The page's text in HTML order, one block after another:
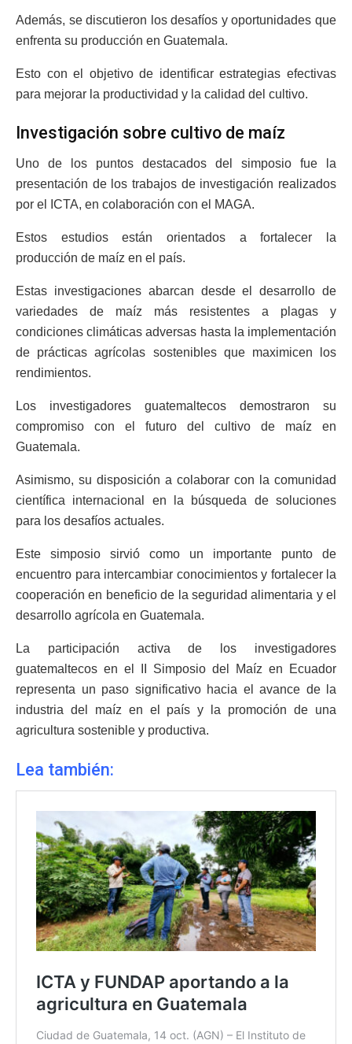
Además, se discutieron los desafíos y oportunidades que
enfrenta su producción en Guatemala.
Esto con el objetivo de identificar estrategias efectivas
para mejorar la productividad y la calidad del cultivo.
Investigación sobre cultivo de maíz
Uno de los puntos destacados del simposio fue la
presentación de los trabajos de investigación realizados
por el ICTA, en colaboración con el MAGA.
Estos estudios están orientados a fortalecer la
producción de maíz en el país.
Estas investigaciones abarcan desde el desarrollo de
variedades de maíz más resistentes a plagas y
condiciones climáticas adversas hasta la implementación
de prácticas agrícolas sostenibles que maximicen los
rendimientos.
Los investigadores guatemaltecos demostraron su
compromiso con el futuro del cultivo de maíz en
Guatemala.
Asimismo, su disposición a colaborar con la comunidad
científica internacional en la búsqueda de soluciones
para los desafíos actuales.
Este simposio sirvió como un importante punto de
encuentro para intercambiar conocimientos y fortalecer la
cooperación en beneficio de la seguridad alimentaria y el
desarrollo agrícola en Guatemala.
La participación activa de los investigadores
guatemaltecos en el II Simposio del Maíz en Ecuador
representa un paso significativo hacia el avance de la
industria del maíz en el país y la promoción de una
agricultura sostenible y productiva.
Lea también: